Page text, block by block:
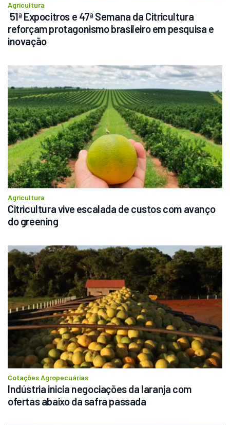
Agricultura
51ª Expocitros e 47ª Semana da Citricultura
reforçam protagonismo brasileiro em pesquisa e
inovação
Agricultura
Citricultura vive escalada de custos com avanço
do greening
Cotações Agropecuárias
Indústria inicia negociações da laranja com
ofertas abaixo da safra passada